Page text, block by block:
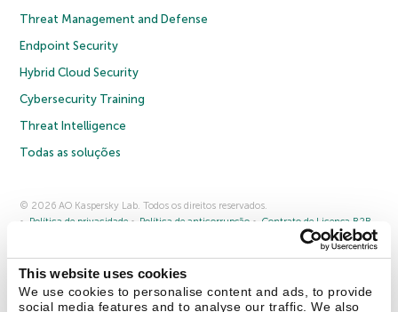
This website uses cookies
We use cookies to personalise content and ads, to provide
social media features and to analyse our traffic. We also
Threat Management and Defense
Endpoint Security
Hybrid Cloud Security
Cybersecurity Training
Threat Intelligence
Todas as soluções
© 2026 AO Kaspersky Lab. Todos os direitos reservados.
Política de privacidade
Política de anticorrupção
Contrato de Licença B2B
Cookies
Fale conosco Sobre a Kaspersky Parceiros
Comunicado à imprensa